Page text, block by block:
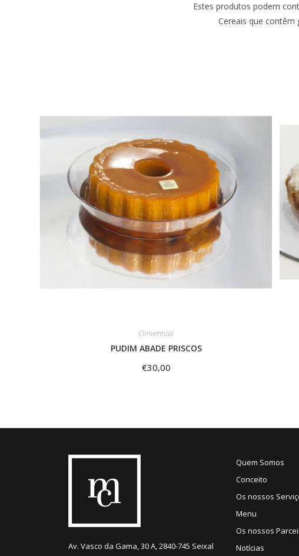
Estes produtos podem
Cereais que contêm
Conventual
PUDIM ABADE PRISCOS
€30,00
Av. Vasco da Gama, 30 A, 2840-745 Seixal
Quem Somos
Conceito
Os nossos
Menu
Os nossos
Notícias